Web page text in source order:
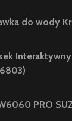
do wody
PRO